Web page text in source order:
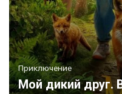
Приключение
Мой дикий друг.